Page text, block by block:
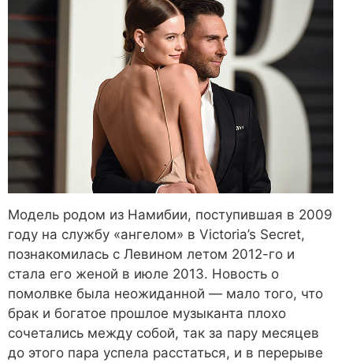
Модель родом из Намибии, поступившая в 2009
году на службу «ангелом» в Victoria’s Secret,
познакомилась с Левином летом 2012-го и
стала его женой в июле 2013. Новость о
помолвке была неожиданной — мало того, что
брак и богатое прошлое музыканта плохо
сочетались между собой, так за пару месяцев
до этого пара успела расстаться, и в перерыве